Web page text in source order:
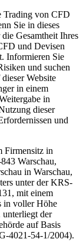
Trading von CFD
Sie in dieses
Gesamtheit Ihres
und Devisen
Informieren Sie
und suchen
Website
in einem
in
dieser
und
Firmensitz in
Warschau,
in Warschau,
unter der KRS-
mit einem
in voller Höhe
der
auf Basis
4021-54-1/2004).